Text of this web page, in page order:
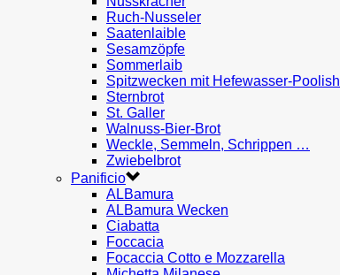
Ruch-Nusseler
Saatenlaible
Sesamzöpfe
Sommerlaib
Spitzwecken mit Hefewasser-Poolish
Sternbrot
St. Galler
Walnuss-Bier-Brot
Weckle, Semmeln, Schrippen …
Zwiebelbrot
Panificio
ALBamura
ALBamura Wecken
Ciabatta
Foccacia
Focaccia Cotto e Mozzarella